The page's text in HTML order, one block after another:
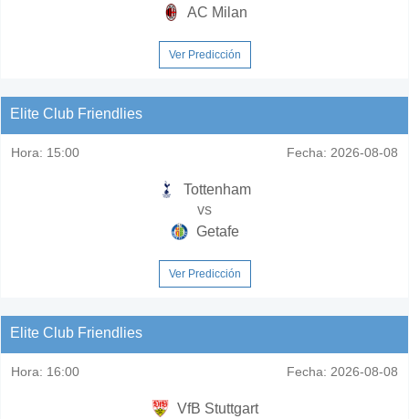
AC Milan
Ver Predicción
Elite Club Friendlies
Hora: 15:00 Fecha: 2026-08-08
Tottenham
vs
Getafe
Ver Predicción
Elite Club Friendlies
Hora: 16:00 Fecha: 2026-08-08
VfB Stuttgart